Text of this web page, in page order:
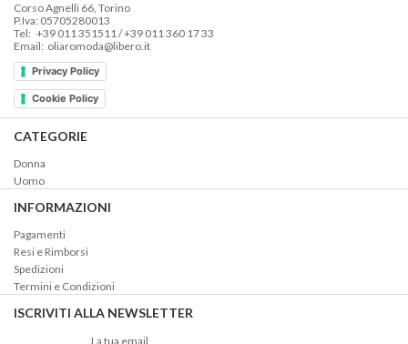
Corso Agnelli 66, Torino
P.Iva: 05705280013
Tel: +39 011 351511 / +39 011 360 17 33
Email: oliaromoda@libero.it
Privacy Policy
Cookie Policy
CATEGORIE
Donna
Uomo
INFORMAZIONI
Pagamenti
Resi e Rimborsi
Spedizioni
Termini e Condizioni
ISCRIVITI ALLA NEWSLETTER